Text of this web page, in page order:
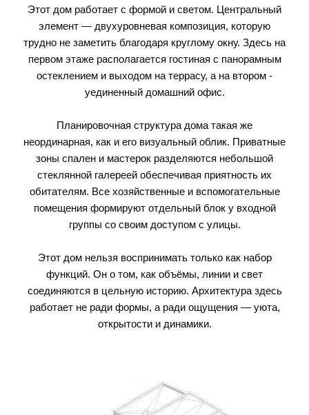
Этот дом работает с формой и светом. Центральный
элемент — двухуровневая композиция, которую
трудно не заметить благодаря круглому окну. Здесь на
первом этаже располагается гостиная с панорамным
остеклением и выходом на террасу, а на втором -
уединенный домашний офис.
Планировочная структура дома такая же
неординарная, как и его визуальный облик. Приватные
зоны спален и мастерок разделяются небольшой
стеклянной галереей обеспечивая приятность их
обитателям. Все хозяйственные и вспомогательные
помещения формируют отдельный блок у входной
группы со своим доступом с улицы.
Этот дом нельзя воспринимать только как набор
функций. Он о том, как объёмы, линии и свет
соединяются в цельную историю. Архитектура здесь
работает не ради формы, а ради ощущения — уюта,
открытости и динамики.